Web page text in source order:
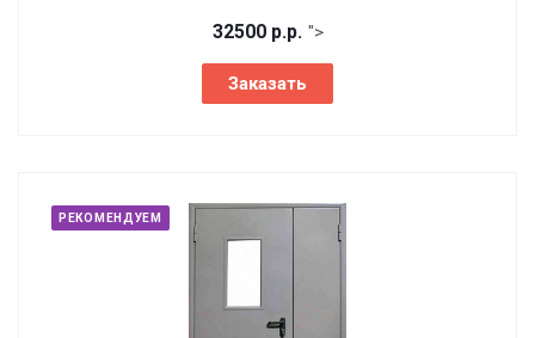
32500 р.р. ">
Заказать
РЕКОМЕНДУЕМ